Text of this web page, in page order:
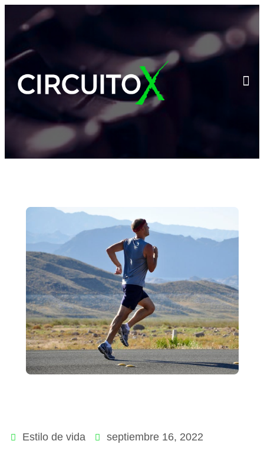
Estilo de vida septiembre 16, 2022